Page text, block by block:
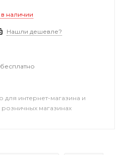
в наличии
Нашли дешевле?
для интернет-магазина и
розничных магазинах